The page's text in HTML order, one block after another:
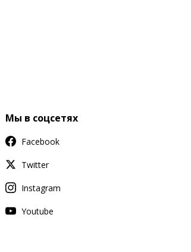
Мы в соцсетях
Facebook
Twitter
Instagram
Youtube